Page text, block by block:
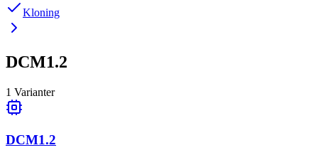
Kloning
DCM1.2
1 Varianter
DCM1.2